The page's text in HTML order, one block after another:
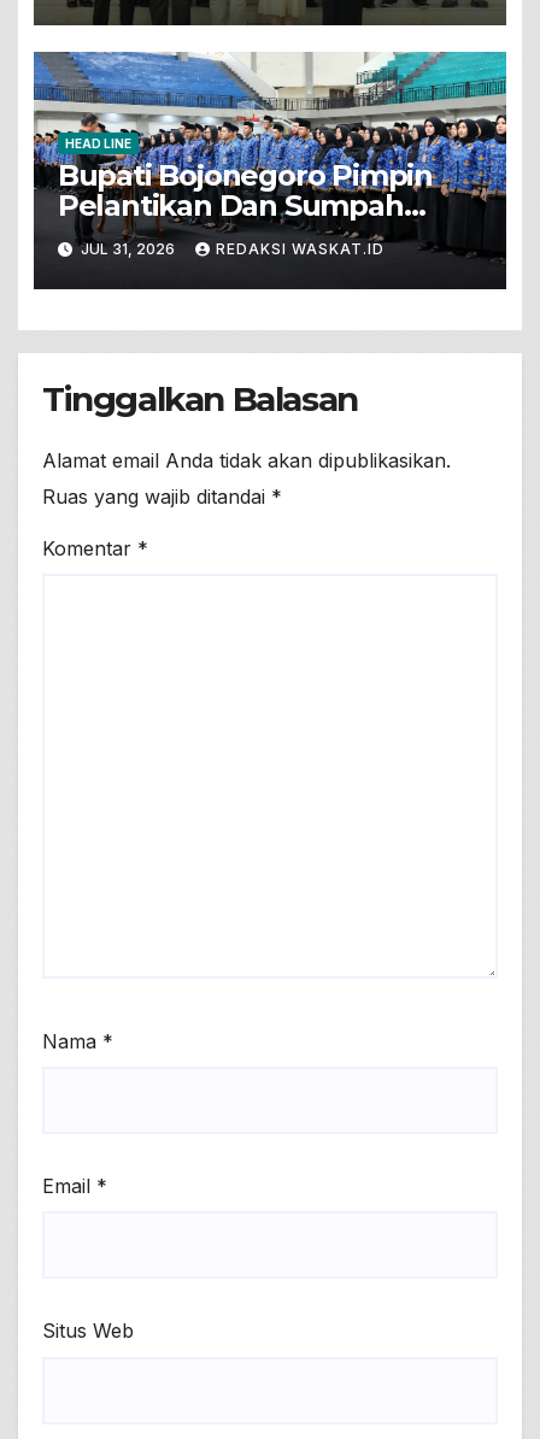
HEAD LINE
Bupati Bojonegoro Pimpin
Pelantikan Dan Sumpah
Jabatan 571 PNS Baru. Ini
Pesannya!
JUL 31, 2026 REDAKSI WASKAT.ID
Tinggalkan Balasan
Alamat email Anda tidak akan dipublikasikan.
Ruas yang wajib ditandai *
Komentar *
Nama *
Email *
Situs Web